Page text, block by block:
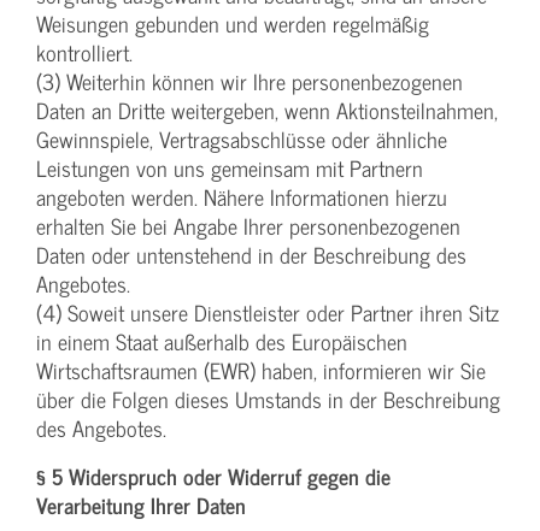
Weisungen gebunden und werden regelmäßig
kontrolliert.
(3) Weiterhin können wir Ihre personenbezogenen
Daten an Dritte weitergeben, wenn Aktionsteilnahmen,
Gewinnspiele, Vertragsabschlüsse oder ähnliche
Leistungen von uns gemeinsam mit Partnern
angeboten werden. Nähere Informationen hierzu
erhalten Sie bei Angabe Ihrer personenbezogenen
Daten oder untenstehend in der Beschreibung des
Angebotes.
(4) Soweit unsere Dienstleister oder Partner ihren Sitz
in einem Staat außerhalb des Europäischen
Wirtschaftsraumen (EWR) haben, informieren wir Sie
über die Folgen dieses Umstands in der Beschreibung
des Angebotes.
§ 5 Widerspruch oder Widerruf gegen die
Verarbeitung Ihrer Daten